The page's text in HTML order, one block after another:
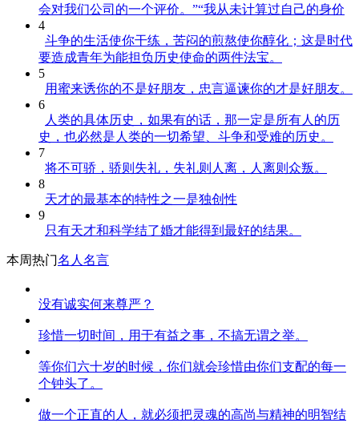
会对我们公司的一个评价。”“我从未计算过自己的身价
4
斗争的生活使你干练，苦闷的煎熬使你醇化；这是时代
要造成青年为能担负历史使命的两件法宝。
5
用蜜来诱你的不是好朋友，忠言逼谏你的才是好朋友。
6
人类的具体历史，如果有的话，那一定是所有人的历
史，也必然是人类的一切希望、斗争和受难的历史。
7
将不可骄，骄则失礼，失礼则人离，人离则众叛。
8
天才的最基本的特性之一是独创性
9
只有天才和科学结了婚才能得到最好的结果。
本周热门名人名言
没有诚实何来尊严？
珍惜一切时间，用于有益之事，不搞无谓之举。
等你们六十岁的时候，你们就会珍惜由你们支配的每一
个钟头了。
做一个正直的人，就必须把灵魂的高尚与精神的明智结